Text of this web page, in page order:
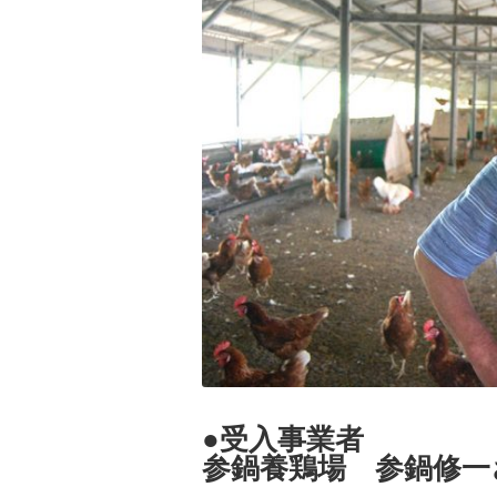
●受入事業者
参鍋養鶏場 参鍋修一